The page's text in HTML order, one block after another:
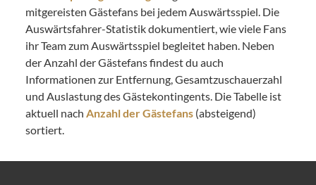
mitgereisten Gästefans bei jedem Auswärtsspiel. Die
Auswärtsfahrer-Statistik dokumentiert, wie viele Fans
ihr Team zum Auswärtsspiel begleitet haben. Neben
der Anzahl der Gästefans findest du auch
Informationen zur Entfernung, Gesamtzuschauerzahl
und Auslastung des Gästekontingents. Die Tabelle ist
aktuell nach Anzahl der Gästefans (absteigend)
sortiert.